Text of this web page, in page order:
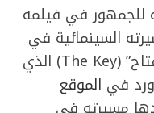
في فيلمه
السينمائية في
شريطه السينمائي القصير “المفتاح” (The Key) الذي
الموقع